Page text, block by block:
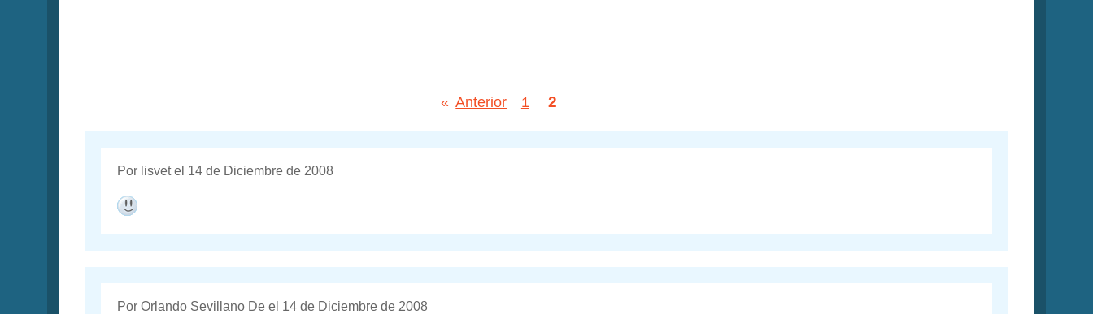
« Anterior 1 2
Por lisvet el 14 de Diciembre de 2008
Por Orlando Sevillano De el 14 de Diciembre de 2008